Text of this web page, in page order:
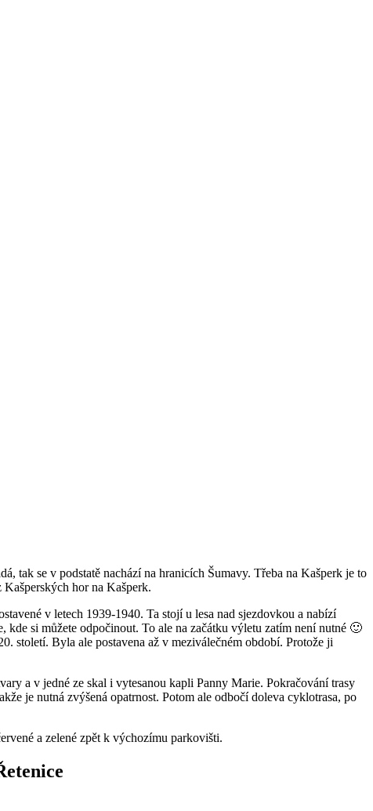
tak se v podstatě nachází na hranicích Šumavy. Třeba na Kašperk je to
Kašperských hor na Kašperk.
v letech 1939-1940. Ta stojí u lesa nad sjezdovkou a nabízí
si můžete odpočinout. To ale na začátku výletu zatím není nutné 🙂
století. Byla ale postavena až v meziválečném období. Protože ji
a v jedné ze skal i vytesanou kapli Panny Marie. Pokračování trasy
je nutná zvýšená opatrnost. Potom ale odbočí doleva cyklotrasa, po
a zelené zpět k výchozímu parkovišti.